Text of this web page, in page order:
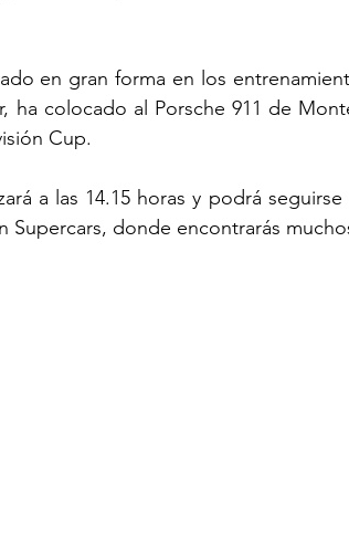
en gran forma en los
ha colocado al Porsche 911 de
Cup.
a las 14.15 horas y podrá
Supercars, donde encontrarás